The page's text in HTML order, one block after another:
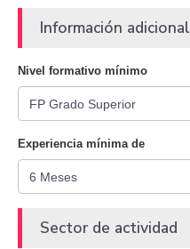
Información adicional
Nivel formativo mínimo
Experiencia mínima de
Sector de actividad